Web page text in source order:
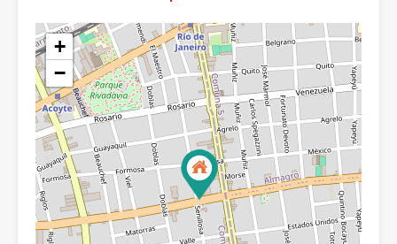
+
−